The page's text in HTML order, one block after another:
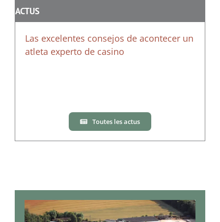
ACTUS
Las excelentes consejos de acontecer un
atleta experto de casino
Toutes les actus